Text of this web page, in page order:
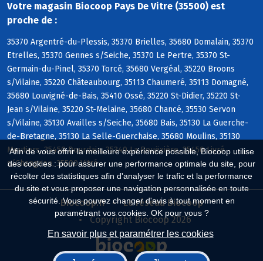
Afin de vous offrir la meilleure expérience possible, Biocoop utilise
des cookies : pour assurer une performance optimale du site, pour
récolter des statistiques afin d'analyser le trafic et la performance
du site et vous proposer une navigation personnalisée en toute
sécurité. Vous pouvez changer d'avis à tout moment en
paramétrant vos cookies. OK pour vous ?
En savoir plus et paramétrer les cookies
Votre magasin Biocoop Pays De Vitre (35500) est
proche de :
35370 Argentré-du-Plessis, 35370 Brielles, 35680 Domalain, 35370
Etrelles, 35370 Gennes s/Seiche, 35370 Le Pertre, 35370 St-
Germain-du-Pinel, 35370 Torcé, 35680 Vergéal, 35220 Broons
s/Vilaine, 35220 Châteaubourg, 35113 Chaumeré, 35113 Domagné,
35680 Louvigné-de-Bais, 35410 Ossé, 35220 St-Didier, 35220 St-
Jean s/Vilaine, 35220 St-Melaine, 35680 Chancé, 35530 Servon
s/Vilaine, 35130 Availles s/Seiche, 35680 Bais, 35130 La Guerche-
de-Bretagne, 35130 La Selle-Guerchaise, 35680 Moulins, 35130
Moutiers, 35450 Dourdain, 35340 La Bouëxière, 35450 Livré
s/Changeon, 35500 Vitré
Biocoop.fr
Le réseau Biocoop
Copyright Biocoop 2026